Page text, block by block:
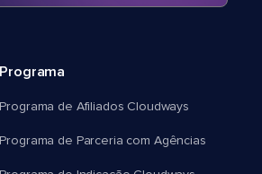
Programa
Programa de Afiliados Cloudways
Programa de Parceria com Agências